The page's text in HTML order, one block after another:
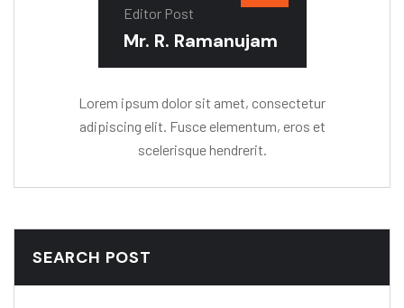
Editor Post
Mr. R. Ramanujam
Lorem ipsum dolor sit amet, consectetur
adipiscing elit. Fusce elementum, eros et
scelerisque hendrerit.
SEARCH POST